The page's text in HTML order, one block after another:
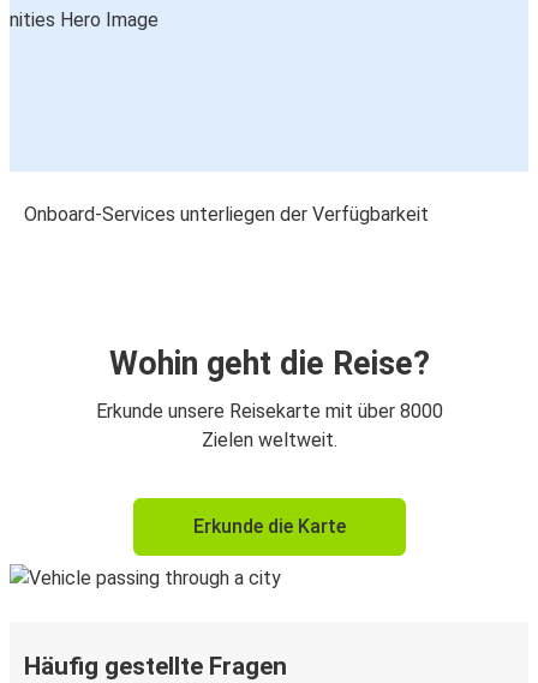
Onboard-Services unterliegen der Verfügbarkeit
Wohin geht die Reise?
Erkunde unsere Reisekarte mit über 8000
Zielen weltweit.
Erkunde die Karte
Häufig gestellte Fragen